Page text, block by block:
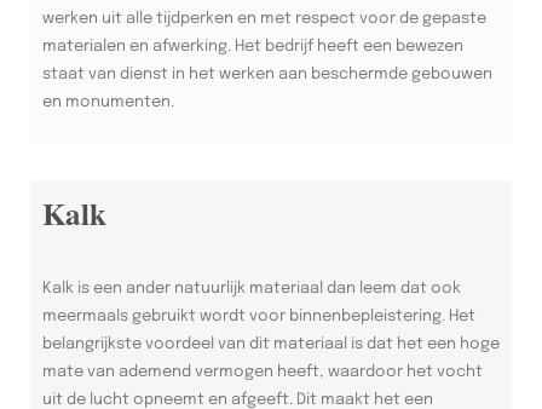
werken uit alle tijdperken en met respect voor de gepaste
materialen en afwerking. Het bedrijf heeft een bewezen
staat van dienst in het werken aan beschermde gebouwen
en monumenten.
Kalk
Kalk is een ander natuurlijk materiaal dan leem dat ook
meermaals gebruikt wordt voor binnenbepleistering. Het
belangrijkste voordeel van dit materiaal is dat het een hoge
mate van ademend vermogen heeft, waardoor het vocht
uit de lucht opneemt en afgeeft. Dit maakt het een